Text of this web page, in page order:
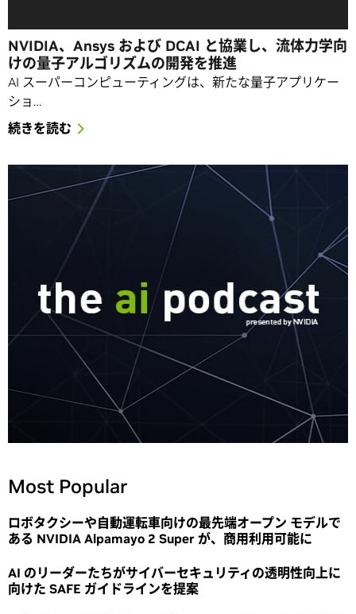
NVIDIA、Ansys および DCAI と協業し、流体力学向
けの量子アルゴリズムの開発を推進
AI スーパーコンピューティングは、新たな量子アプリケー
ショ…
続きを読む
Most Popular
ロボタクシーや自動運転車向けの最先端オープン モデルで
ある NVIDIA Alpamayo 2 Super が、商用利用可能に
AI のリーダーたちがサイバーセキュリティの透明性向上に
向けた SAFE ガイドラインを提案